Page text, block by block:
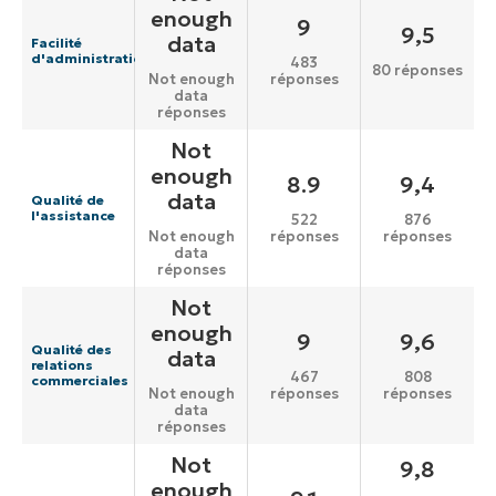
Facilité
d'administration
enough
data
Not enough
data
réponses
9
483
réponses
9,5
80 réponses
Qualité de
l'assistance
Not
enough
data
Not enough
data
réponses
8.9
522
réponses
9,4
876
réponses
Qualité des
relations
commerciales
Not
enough
data
Not enough
data
réponses
9
467
réponses
9,6
808
réponses
Not
9,8